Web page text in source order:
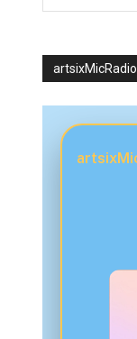
artsixMicRadio